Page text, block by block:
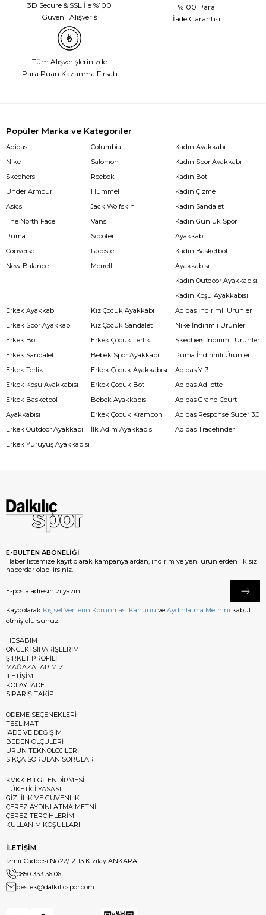
3D Secure & SSL İle %100
Güvenli Alışveriş
%100 Para
İade Garantisi
Tüm Alışverişlerinizde
Para Puan Kazanma Fırsatı
Popüler Marka ve Kategoriler
Adidas
Nike
Skechers
Under Armour
Asics
The North Face
Puma
Converse
New Balance
Columbia
Salomon
Reebok
Hummel
Jack Wolfskin
Vans
Scooter
Lacoste
Merrell
Kadın Ayakkabı
Kadın Spor Ayakkabı
Kadın Bot
Kadın Çizme
Kadın Sandalet
Kadın Günlük Spor
Ayakkabı
Kadın Basketbol
Ayakkabısı
Kadın Outdoor Ayakkabısı
Kadın Koşu Ayakkabısı
Erkek Ayakkabı
Erkek Spor Ayakkabı
Erkek Bot
Erkek Sandalet
Erkek Terlik
Erkek Koşu Ayakkabısı
Erkek Basketbol
Ayakkabısı
Erkek Outdoor Ayakkabı
Erkek Yürüyüş Ayakkabısı
Kız Çocuk Ayakkabı
Kız Çocuk Sandalet
Erkek Çocuk Terlik
Bebek Spor Ayakkabı
Erkek Çocuk Ayakkabısı
Erkek Çocuk Bot
Bebek Ayakkabısı
Erkek Çocuk Krampon
İlk Adım Ayakkabısı
Adidas İndirimli Ürünler
Nike İndirimli Ürünler
Skechers İndirimli Ürünler
Puma İndirimli Ürünler
Adidas Y-3
Adidas Adilette
Adidas Grand Court
Adidas Response Super 3.0
Adidas Tracefinder
E-BÜLTEN ABONELİĞİ
Haber listemize kayıt olarak kampanyalardan, indirim ve yeni ürünlerden ilk siz
haberdar olabilirsiniz.
Kaydolarak Kişisel Verilerin Korunması Kanunu ve Aydınlatma Metnini kabul
etmiş olursunuz.
HESABIM
ÖNCEKİ SİPARİŞLERİM
ŞİRKET PROFİLİ
MAĞAZALARIMIZ
İLETİŞİM
KOLAY İADE
SİPARİŞ TAKİP
ÖDEME SEÇENEKLERİ
TESLİMAT
İADE VE DEĞİŞİM
BEDEN ÖLÇÜLERİ
ÜRÜN TEKNOLOJİLERİ
SIKÇA SORULAN SORULAR
KVKK BİLGİLENDİRMESİ
TÜKETİCİ YASASI
GİZLİLİK VE GÜVENLİK
ÇEREZ AYDINLATMA METNİ
ÇEREZ TERCİHLERİM
KULLANIM KOŞULLARI
İLETİŞİM
İzmir Caddesi No:22/12-13 Kızılay ANKARA
0850 333 36 06
destek@dalkilicspor.com